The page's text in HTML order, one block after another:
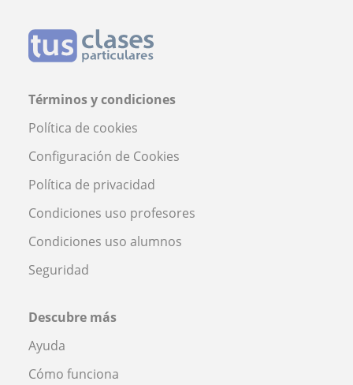
Términos y condiciones
Política de cookies
Configuración de Cookies
Política de privacidad
Condiciones uso profesores
Condiciones uso alumnos
Seguridad
Descubre más
Ayuda
Cómo funciona